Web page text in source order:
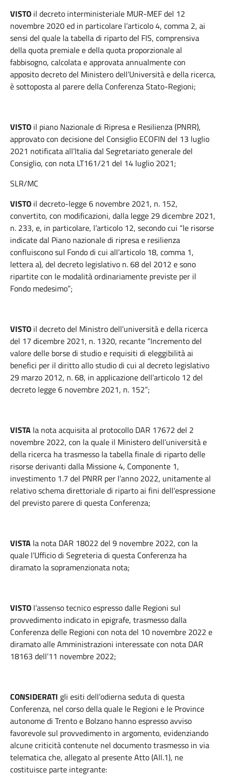
VISTO il decreto interministeriale MUR-MEF del 12
novembre 2020 ed in particolare l’articolo 4, comma 2, ai
sensi del quale la tabella di riparto del FIS, comprensiva
della quota premiale e della quota proporzionale al
fabbisogno, calcolata e approvata annualmente con
apposito decreto del Ministero dell’Università e della ricerca,
è sottoposta al parere della Conferenza Stato-Regioni;
VISTO il piano Nazionale di Ripresa e Resilienza (PNRR),
approvato con decisione del Consiglio ECOFIN del 13 luglio
2021 notificata all’Italia dal Segretariato generale del
Consiglio, con nota LT161/21 del 14 luglio 2021;
SLR/MC
VISTO il decreto-legge 6 novembre 2021, n. 152,
convertito, con modificazioni, dalla legge 29 dicembre 2021,
n. 233, e, in particolare, l’articolo 12, secondo cui “le risorse
indicate dal Piano nazionale di ripresa e resilienza
confluiscono sul Fondo di cui all’articolo 18, comma 1,
lettera a), del decreto legislativo n. 68 del 2012 e sono
ripartite con le modalità ordinariamente previste per il
Fondo medesimo”;
VISTO il decreto del Ministro dell’università e della ricerca
del 17 dicembre 2021, n. 1320, recante “Incremento del
valore delle borse di studio e requisiti di eleggibilità ai
benefici per il diritto allo studio di cui al decreto legislativo
29 marzo 2012, n. 68, in applicazione dell’articolo 12 del
decreto legge 6 novembre 2021, n. 152”;
VISTA la nota acquisita al protocollo DAR 17672 del 2
novembre 2022, con la quale il Ministero dell’università e
della ricerca ha trasmesso la tabella finale di riparto delle
risorse derivanti dalla Missione 4, Componente 1,
investimento 1.7 del PNRR per l’anno 2022, unitamente al
relativo schema direttoriale di riparto ai fini dell’espressione
del previsto parere di questa Conferenza;
VISTA la nota DAR 18022 del 9 novembre 2022, con la
quale l’Ufficio di Segreteria di questa Conferenza ha
diramato la sopramenzionata nota;
VISTO l’assenso tecnico espresso dalle Regioni sul
provvedimento indicato in epigrafe, trasmesso dalla
Conferenza delle Regioni con nota del 10 novembre 2022 e
diramato alle Amministrazioni interessate con nota DAR
18163 dell’11 novembre 2022;
CONSIDERATI gli esiti dell’odierna seduta di questa
Conferenza, nel corso della quale le Regioni e le Province
autonome di Trento e Bolzano hanno espresso avviso
favorevole sul provvedimento in argomento, evidenziando
alcune criticità contenute nel documento trasmesso in via
telematica che, allegato al presente Atto (All.1), ne
costituisce parte integrante: